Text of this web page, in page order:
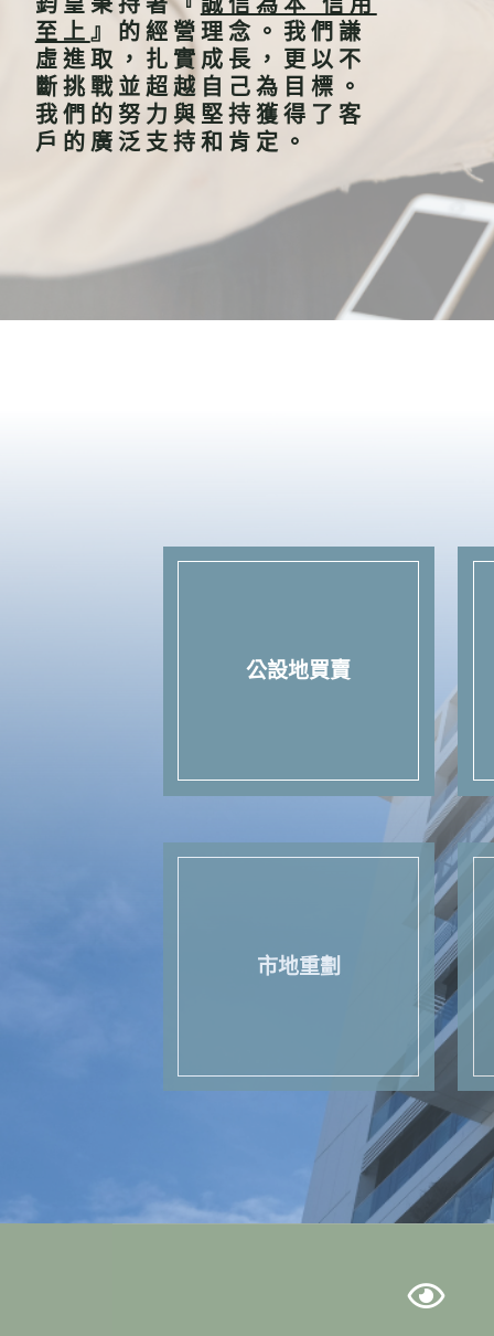
至上 』 的經營理念。我們謙
虛進取，扎實成長，更以不
斷挑戰並超越自己為目標。
我們的努力與堅持獲得了客
戶的廣泛支持和肯定。
公設地買賣
市地重劃